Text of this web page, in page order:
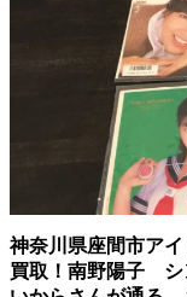
神奈川県座間市ア
買取！南野陽子